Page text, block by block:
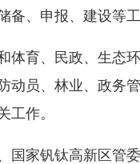
备、申报、建设等
育、民政、生态环
动员、林业、政务
工作。
家钒钛高新区管委